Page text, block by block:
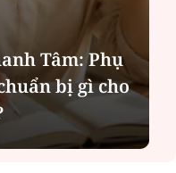
Tâm: Phụ
bị gì cho